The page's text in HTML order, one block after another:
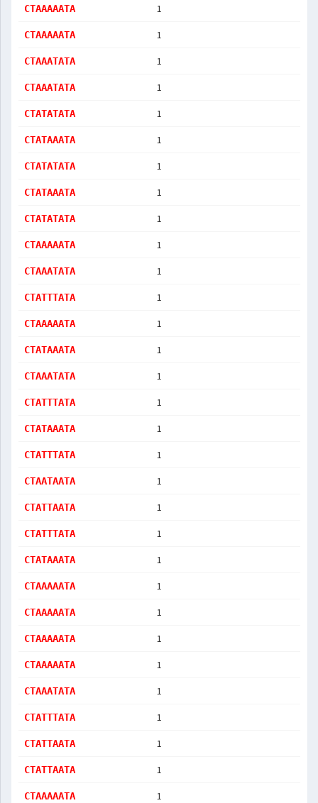
CTAAAAATA 1
CTAAAAATA 1
CTAAATATA 1
CTAAATATA 1
CTATATATA 1
CTATAAATA 1
CTATATATA 1
CTATAAATA 1
CTATATATA 1
CTAAAAATA 1
CTAAATATA 1
CTATTTATA 1
CTAAAAATA 1
CTATAAATA 1
CTAAATATA 1
CTATTTATA 1
CTATAAATA 1
CTATTTATA 1
CTAATAATA 1
CTATTAATA 1
CTATTTATA 1
CTATAAATA 1
CTAAAAATA 1
CTAAAAATA 1
CTAAAAATA 1
CTAAAAATA 1
CTAAATATA 1
CTATTTATA 1
CTATTAATA 1
CTATTAATA 1
CTAAAAATA 1